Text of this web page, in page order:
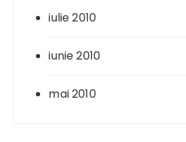
iulie 2010
iunie 2010
mai 2010